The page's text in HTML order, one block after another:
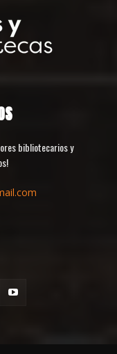
bibliotecarios y